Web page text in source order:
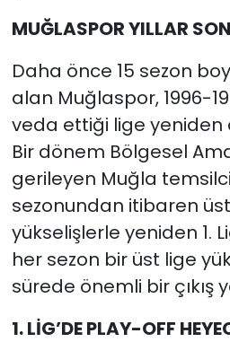
MUĞLASPOR YILLAR
Daha önce 15 sezon
alan Muğlaspor, 1996-
veda ettiği lige yeniden
Bir dönem Bölgesel
gerileyen Muğla
sezonundan itibaren
yükselişlerle yeniden 1.
her sezon bir üst lige
sürede önemli bir çıkış
1. LİG’DE PLAY-OFF